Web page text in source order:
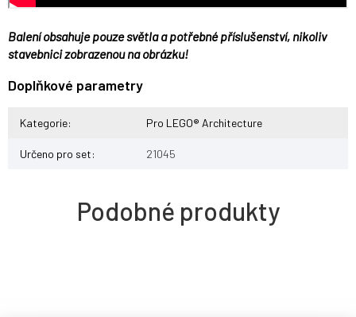
Balení obsahuje pouze světla a potřebné příslušenství, nikoliv
stavebnici zobrazenou na obrázku!
Doplňkové parametry
Kategorie: Pro LEGO® Architecture
Určeno pro set: 21045